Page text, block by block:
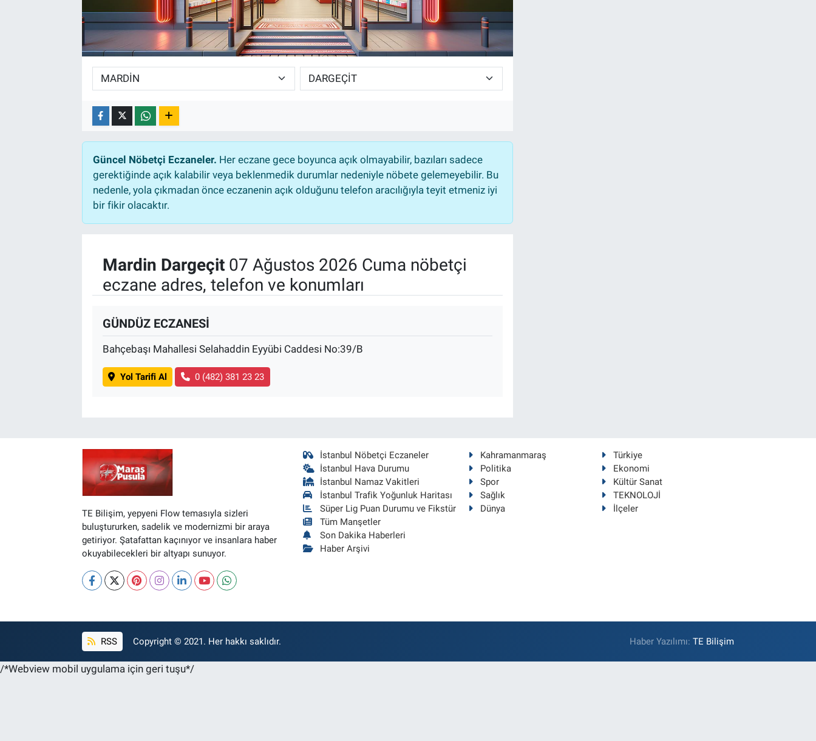
Güncel Nöbetçi Eczaneler. Her eczane gece boyunca açık olmayabilir, bazıları sadece
gerektiğinde açık kalabilir veya beklenmedik durumlar nedeniyle nöbete gelemeyebilir. Bu
nedenle, yola çıkmadan önce eczanenin açık olduğunu telefon aracılığıyla teyit etmeniz iyi
bir fikir olacaktır.
Mardin Dargeçit07 Ağustos 2026 Cuma nöbetçi
eczane adres, telefon ve konumları
GÜNDÜZ ECZANESİ
Bahçebaşı Mahallesi Selahaddin Eyyübi Caddesi No:39/B
Yol Tarifi Al 0 (482) 381 23 23
TE Bilişim, yepyeni Flow temasıyla sizleri
buluştururken, sadelik ve modernizmi bir araya
getiriyor. Şatafattan kaçınıyor ve insanlara haber
okuyabilecekleri bir altyapı sunuyor.
İstanbul Nöbetçi Eczaneler
İstanbul Hava Durumu
İstanbul Namaz Vakitleri
İstanbul Trafik Yoğunluk Haritası
Süper Lig Puan Durumu ve Fikstür
Tüm Manşetler
Son Dakika Haberleri
Haber Arşivi
Kahramanmaraş
Türkiye
Politika
Ekonomi
Spor
Kültür Sanat
Sağlık
TEKNOLOJİ
Dünya
İlçeler
RSS Copyright © 2021. Her hakkı saklıdır. Haber Yazılımı:TE Bilişim
/*Webview mobil uygulama için geri tuşu*/
TEKNOLOJİ
Bilim, Teknoloji